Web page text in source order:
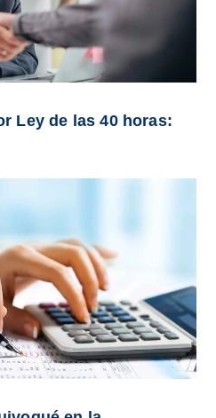
Ley de las 40 horas: